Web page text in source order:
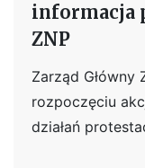
informacja
ZNP
Zarząd Główny
rozpoczęciu
działań